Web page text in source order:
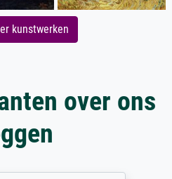
kunstwerken
over ons